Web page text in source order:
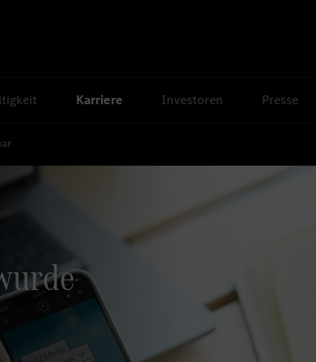
Karriere Investoren Presse